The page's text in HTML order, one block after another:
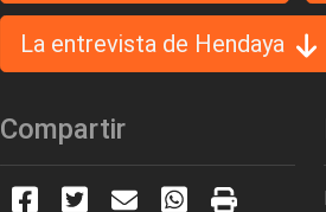
La entrevista de Hendaya
Compartir